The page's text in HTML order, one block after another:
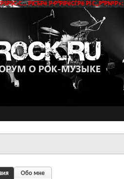
РїСЂРё Р·Р°РїРёСЃРё РІ
Обо мне